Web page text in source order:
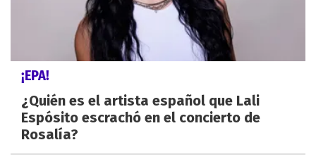
¡EPA!
¿Quién es el artista español que Lali
Espósito escrachó en el concierto de
Rosalía?